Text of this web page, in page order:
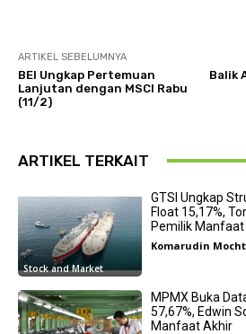
ARTIKEL SEBELUMNYA
BEI Ungkap Pertemuan
Lanjutan dengan MSCI Rabu
(11/2)
Balik
ARTIKEL TERKAIT
Stock and Market
GTSI Ungkap
Float 15,17%,
Pemilik Manfaat
Komarudin
MPMX Buka
57,67%, Edwin
Manfaat Akhir